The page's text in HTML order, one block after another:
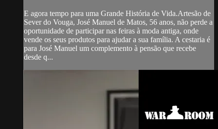
E agora tempo para uma Grande História de Vida.Artesão de
Sever do Vouga, José Manuel de Matos, 56 anos, não perde a
oportunidade de participar nas feiras à moda antiga, onde
vende os seus produtos para ajudar a sua família. A cestaria é
para José Manuel um complemento à pensão que recebe
desde q...